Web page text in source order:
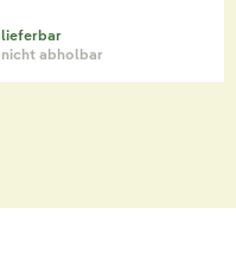
lieferbar
nicht abholbar